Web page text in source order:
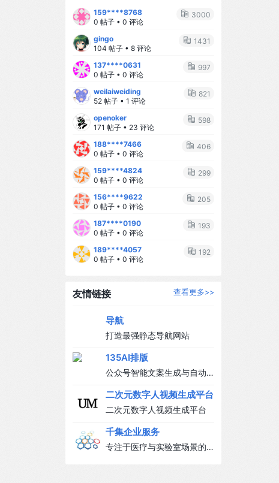
$\times$的推理加速。一项SUMO H
OV实验表明，神经校准退化会导致插
入式估计产生偏差，而范围划分正确
的随机化策略AIPW估计器则能消除总
体均值与ATE估计目标的大部分一阶偏
差。代码位于
突然清晰地说出"妈妈"两个字，我当场
泪目，激动得手都在抖。 ✨ **生病时
的依赖** 宝宝发烧了，小脸通红地窝
在我怀里，那一刻我多想替他承受所
有的难受。 ✨ **睡着的侧脸** 看着宝
宝熟睡的侧脸，长长的睫毛、微微嘟
起的小嘴...心里软成了一滩水。 --- #
# 🌻 给新手妈妈的小建议 1️⃣ **不要追
求完美** 家里乱一点没关系，外卖也
可以吃，最重要的是你开心，宝宝才
能开心。 2️⃣ **学会求助** 不要一个
人扛所有事，让老公参与进来，让家
人帮帮忙，你不是超人。 3️⃣ **给自己
留一点时间** 每天哪怕只有15分钟，
也要做点自己喜欢的事：敷个面膜、
刷刷剧、喝杯咖啡。 4️⃣ **相信自己的
直觉** 每个妈妈都是自己孩子的专
家，相信你的判断，你比任何人都了
解你的宝宝。 --- ## 🌈 写在最后 当
妈后，我才真正理解"母亲"这两个字的
而是多了一个让你变得更柔软、更勇
尔崩溃，可能也会偷偷想念从前自由
自在的日子... 但当我们看着宝宝的小
得。 ❤️ 致每一位努力发光的新手妈
妈，你们都是最棒的！ --- #新手妈妈
宝日常 #母爱 #育儿经验分享 #小红书
妈妈 --- 💬 评论区聊聊：当妈后，哪
流程维护权益 【3】在社交平台公开
部分真相，用舆论压力逼迫对方妥协
簪、流苏及鲜花配饰。姿态优雅，双
手轻柔交叠。光线柔和明亮，采用专
业的影棚布光效果，背景为纯净的白
色。8K分辨率，照片级写实，肌肤纹
理超写实，呈现电影级人像质感与时
尚摄影风格。
天，每天赠送三积分。如果是纯剧情
的话每回合有上千字看宝宝阅读速度
。
159****8768
0 帖子 • 0 评论
3000
gingo
104 帖子 • 8 评论
1431
137****0631
0 帖子 • 0 评论
997
weilaiweiding
52 帖子 • 1 评论
821
openoker
171 帖子 • 23 评论
598
188****7466
0 帖子 • 0 评论
406
159****4824
0 帖子 • 0 评论
299
156****9622
0 帖子 • 0 评论
205
187****0190
0 帖子 • 0 评论
193
189****4057
0 帖子 • 0 评论
192
友情链接 查看更多>>
导航
打造最强静态导航网站
135AI排版
公众号智能文案生成与自动
二次元数字人视频生成平台
二次元数字人视频生成平台
千集企业服务
专注于医疗与实验室场景的 A